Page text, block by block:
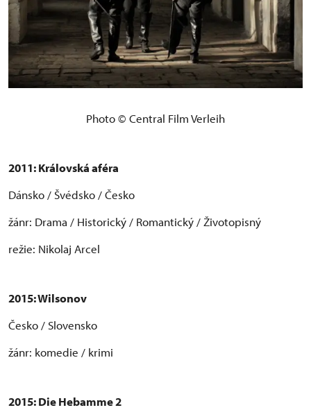
Photo © Central Film Verleih
2011: Královská aféra
Dánsko / Švédsko / Česko
žánr: Drama / Historický / Romantický / Životopisný
režie: Nikolaj Arcel
2015: Wilsonov
Česko / Slovensko
žánr: komedie / krimi
2015:Die Hebamme 2